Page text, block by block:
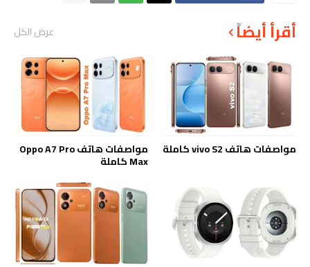
أقرأ أيضاً عرض الكل
مواصفات هاتف vivo S2 كاملة مواصفات هاتف Oppo A7 Pro
Max كاملة